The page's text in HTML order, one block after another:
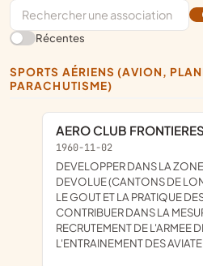
Récentes
SPORTS AÉRIENS (AVION, PLANEUR, ULM,
PARACHUTISME)
AERO CLUB
1960-11-02
DEVELOPPER DANS LA ZONE D'INFLUENCE QUI LUI EST
DEVOLUE (CANTONS DE
LE GOUT ET LA PRATIQUE
CONTRIBUER DANS LA
RECRUTEMENT DE L'ARMEE
L'ENTRAINEMENT DES